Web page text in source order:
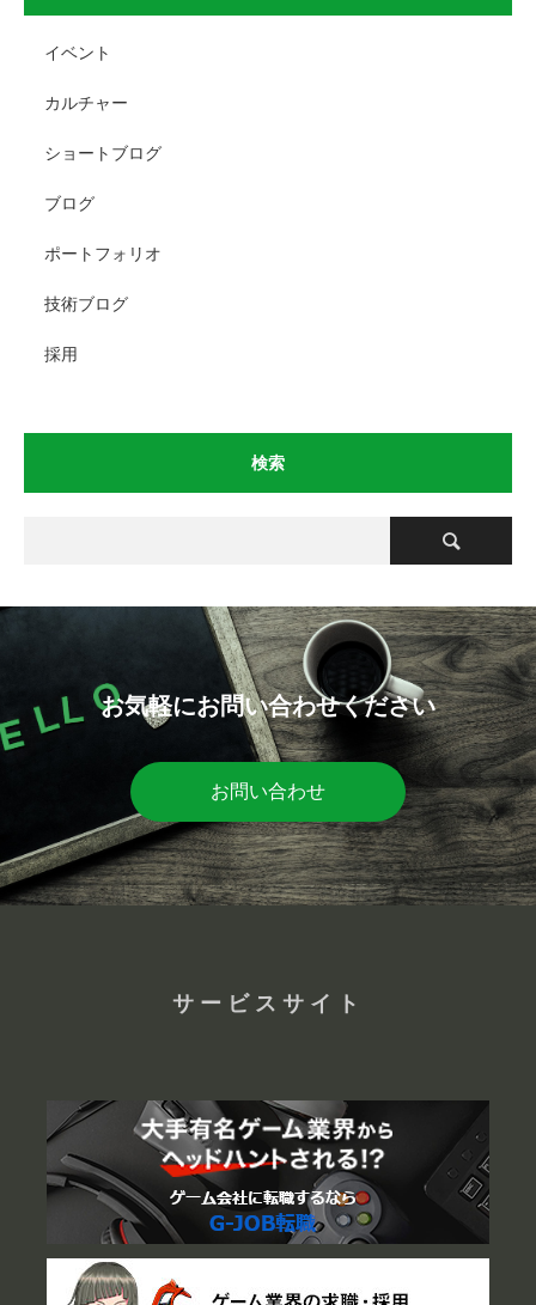
イベント
カルチャー
ショートブログ
ブログ
ポートフォリオ
技術ブログ
採用
検索
お気軽にお問い合わせください
お問い合わせ
サービスサイト